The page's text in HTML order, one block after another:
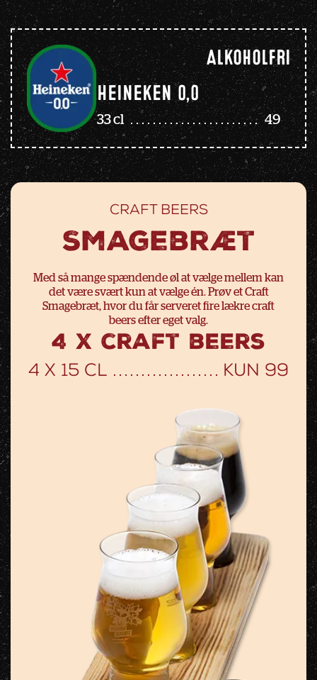
Heineken 0,0
33 cl 49
Alkoholfri
CRAFT BEERS
Smagebræt
Med så mange spændende øl at vælge mellem kan
det være svært kun at vælge én. Prøv et Craft
Smagebræt, hvor du får serveret fire lækre craft
beers efter eget valg.
4 x craft beers
4 x 15 cl kun 99